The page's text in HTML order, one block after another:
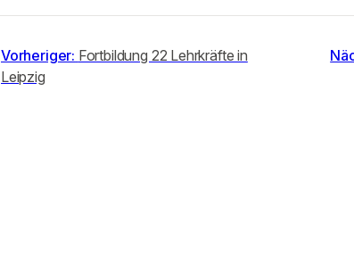
Vorheriger: Fortbildung 22 Lehrkräfte in
Leipzig